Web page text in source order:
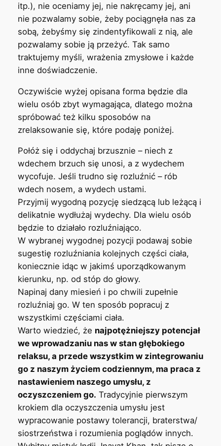
itp.), nie oceniamy jej, nie nakręcamy jej, ani
nie pozwalamy sobie, żeby pociągnęła nas za
sobą, żebyśmy się zindentyfikowali z nią, ale
pozwalamy sobie ją przeżyć. Tak samo
traktujemy myśli, wrażenia zmysłowe i każde
inne doświadczenie.
Oczywiście wyżej opisana forma będzie dla
wielu osób zbyt wymagająca, dlatego można
spróbować też kilku sposobów na
zrelaksowanie się, które podaję poniżej.
Połóż się i oddychaj brzusznie – niech z
wdechem brzuch się unosi, a z wydechem
wycofuje. Jeśli trudno się rozluźnić – rób
wdech nosem, a wydech ustami.
Przyjmij wygodną pozycję siedzącą lub leżącą i
delikatnie wydłużaj wydechy. Dla wielu osób
będzie to działało rozluźniająco.
W wybranej wygodnej pozycji podawaj sobie
sugestię rozluźniania kolejnych części ciała,
koniecznie idąc w jakimś uporządkowanym
kierunku, np. od stóp do głowy.
Napinaj dany miesień i po chwili zupełnie
rozluźniaj go. W ten sposób popracuj z
wszystkimi częściami ciała.
Warto wiedzieć, że najpotężniejszy potencjał
we wprowadzaniu nas w stan głębokiego
relaksu, a przede wszystkim w zintegrowaniu
go z naszym życiem codziennym, ma praca z
nastawieniem naszego umysłu, z
oczyszczeniem go. Tradycyjnie pierwszym
krokiem dla oczyszczenia umysłu jest
wypracowanie postawy tolerancji, braterstwa/
siostrzeństwa i rozumienia poglądów innych.